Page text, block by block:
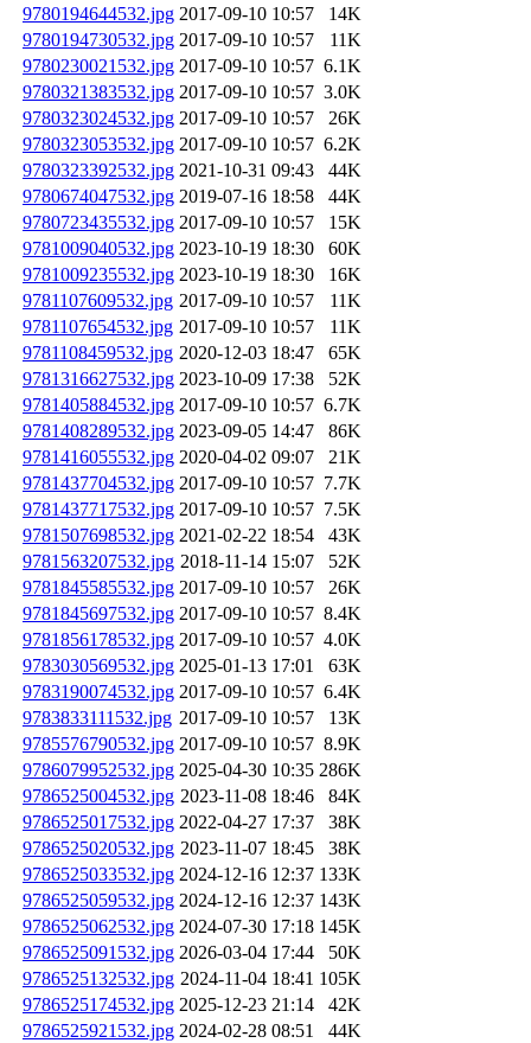
9780194644532.jpg 2017-09-10 10:57
14K
9780194730532.jpg 2017-09-10 10:57
11K
9780230021532.jpg 2017-09-10 10:57 6.1K
9780321383532.jpg 2017-09-10 10:57 3.0K
9780323024532.jpg 2017-09-10 10:57
26K
9780323053532.jpg 2017-09-10 10:57 6.2K
9780323392532.jpg 2021-10-31 09:43
44K
9780674047532.jpg 2019-07-16 18:58
44K
9780723435532.jpg 2017-09-10 10:57
15K
9781009040532.jpg 2023-10-19 18:30
60K
9781009235532.jpg 2023-10-19 18:30
16K
9781107609532.jpg 2017-09-10 10:57
11K
9781107654532.jpg 2017-09-10 10:57
11K
9781108459532.jpg 2020-12-03 18:47
65K
9781316627532.jpg 2023-10-09 17:38
52K
9781405884532.jpg 2017-09-10 10:57 6.7K
9781408289532.jpg 2023-09-05 14:47
86K
9781416055532.jpg 2020-04-02 09:07
21K
9781437704532.jpg 2017-09-10 10:57 7.7K
9781437717532.jpg 2017-09-10 10:57 7.5K
9781507698532.jpg 2021-02-22 18:54
43K
9781563207532.jpg 2018-11-14 15:07
52K
9781845585532.jpg 2017-09-10 10:57
26K
9781845697532.jpg 2017-09-10 10:57 8.4K
9781856178532.jpg 2017-09-10 10:57 4.0K
9783030569532.jpg 2025-01-13 17:01
63K
9783190074532.jpg 2017-09-10 10:57 6.4K
9783833111532.jpg 2017-09-10 10:57
13K
9785576790532.jpg 2017-09-10 10:57 8.9K
9786079952532.jpg 2025-04-30 10:35 286K
9786525004532.jpg 2023-11-08 18:46
84K
9786525017532.jpg 2022-04-27 17:37
38K
9786525020532.jpg 2023-11-07 18:45
38K
9786525033532.jpg 2024-12-16 12:37 133K
9786525059532.jpg 2024-12-16 12:37 143K
9786525062532.jpg 2024-07-30 17:18 145K
9786525091532.jpg 2026-03-04 17:44
50K
9786525132532.jpg 2024-11-04 18:41 105K
9786525174532.jpg 2025-12-23 21:14
42K
9786525921532.jpg 2024-02-28 08:51
44K